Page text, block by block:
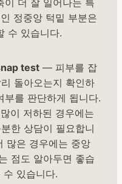
정중앙 턱밑 부분은
수 있습니다.
test — 피부를 잡
돌아오는지 확인하
를 판단하게 됩니다.
이 저하된 경우에는
한 상담이 필요합니
많은 경우에는 중앙
점도 알아두면 좋습
있습니다.